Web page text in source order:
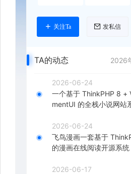
关注Ta 发私信
TA的动态 2026
2026-06-24
一个基于 ThinkPHP 8 +
mentUI 的全栈小说网站
2026-06-24
飞鸟漫画一套基于
的漫画在线阅读开源系统
2026-06-17